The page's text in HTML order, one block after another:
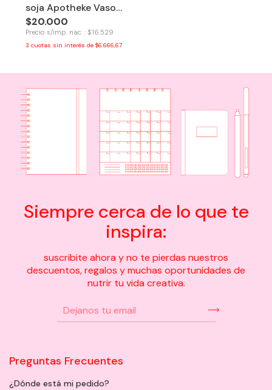
soja Apotheke Vaso
Negro - Flores de
naranjo
$20.000
Precio s/imp. nac. : $16.529
3 cuotas sin interés de $6.666,67
Siempre cerca de lo que te
inspira:
suscribite ahora y no te pierdas nuestros
descuentos, regalos y muchas oportunidades de
nutrir tu vida creativa.
Preguntas Frecuentes
¿Dónde está mi pedido?